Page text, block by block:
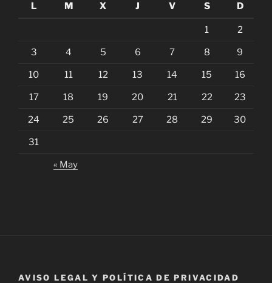
L
M X J V S D
1 2
3 4 5 6 7 8 9
10 11 12 13 14 15 16
17 18 19 20 21 22 23
24 25 26 27 28 29 30
31
« May
AVISO LEGAL Y POLÍTICA DE PRIVACIDAD